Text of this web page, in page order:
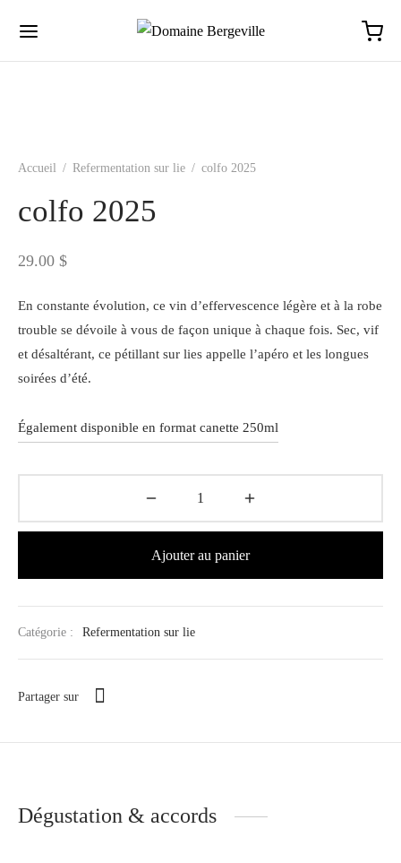
Accueil / Refermentation sur lie / colfo 2025
colfo 2025
29.00 $
En constante évolution, ce vin d’effervescence légère et à la robe
trouble se dévoile à vous de façon unique à chaque fois. Sec, vif
et désaltérant, ce pétillant sur lies appelle l’apéro et les longues
soirées d’été.
Également disponible en format canette 250ml
Ajouter au panier
Catégorie : Refermentation sur lie
Partager sur
Dégustation & accords